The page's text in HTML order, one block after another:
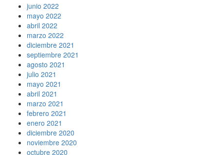
junio 2022
mayo 2022
abril 2022
marzo 2022
diciembre 2021
septiembre 2021
agosto 2021
julio 2021
mayo 2021
abril 2021
marzo 2021
febrero 2021
enero 2021
diciembre 2020
noviembre 2020
octubre 2020